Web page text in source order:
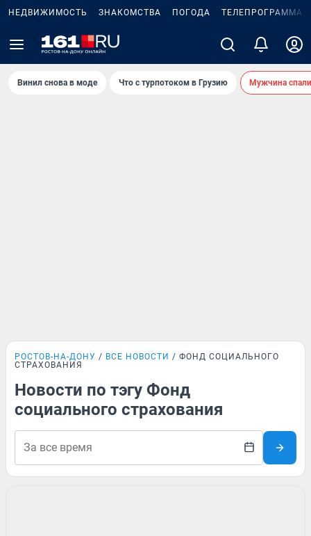
НЕДВИЖИМОСТЬ ЗНАКОМСТВА ПОГОДА ТЕЛЕПРОГРАММА
Винил снова в моде Что с турпотоком в Грузию Мужчина
РОСТОВ-НА-ДОНУ ВСЕ НОВОСТИ
ФОНД СОЦИАЛЬНОГО
СТРАХОВАНИЯ
Новости по тэгу Фонд
социального страхования